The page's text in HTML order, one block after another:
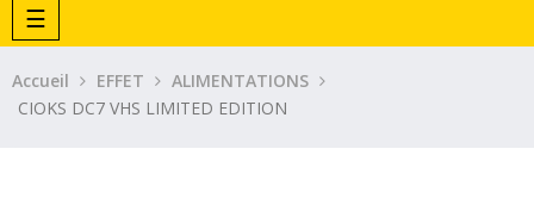
Basculer
la
navigation
☰
Accueil EFFET
ALIMENTATIONS
CIOKS DC7 VHS LIMITED EDITION